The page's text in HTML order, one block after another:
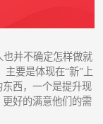
并不确定怎样做就
要是体现在“新”上
西，一个是提升现
好的满意他们的需